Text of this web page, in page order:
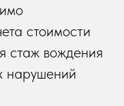
стоимости
стаж вождения
нарушений